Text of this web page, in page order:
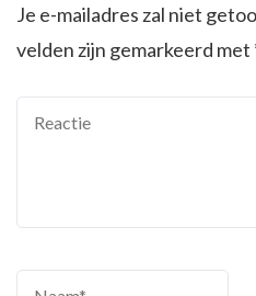
Je e-mailadres zal niet
velden zijn gemarkeerd met